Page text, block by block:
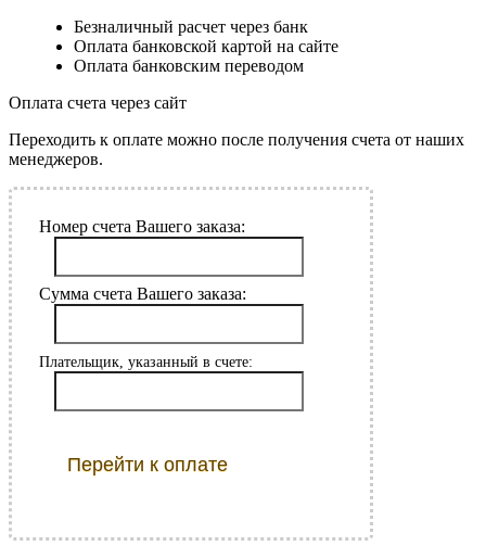
Безналичный расчет через банк
Оплата банковской картой на сайте
Оплата банковским переводом
Оплата счета через сайт
Переходить к оплате можно после получения счета от наших
менеджеров.
Номер счета Вашего заказа:
Сумма счета Вашего заказа:
Плательщик, указанный в счете:
Перейти к оплате